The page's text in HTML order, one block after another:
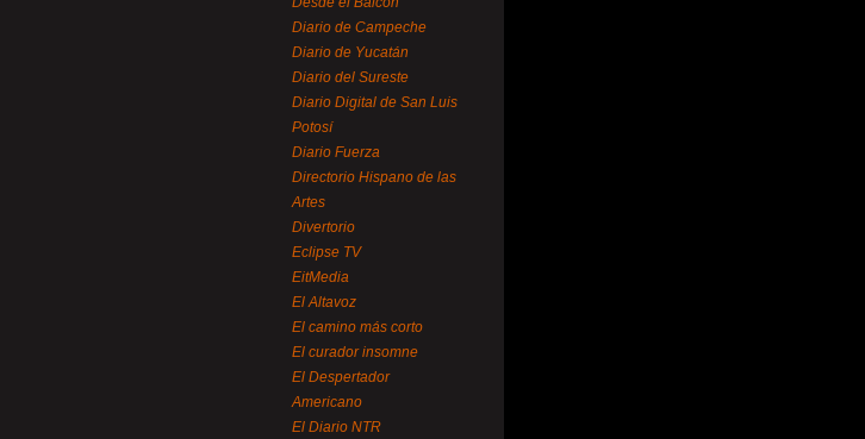
Diario de Campeche
Diario de Yucatán
Diario del Sureste
Diario Digital de San Luis
Potosí
Diario Fuerza
Directorio Hispano de las
Artes
Divertorio
Eclipse TV
EitMedia
El Altavoz
El camino más corto
El curador insomne
El Despertador
Americano
El Diario NTR